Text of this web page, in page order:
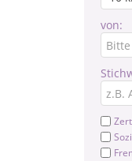
von: